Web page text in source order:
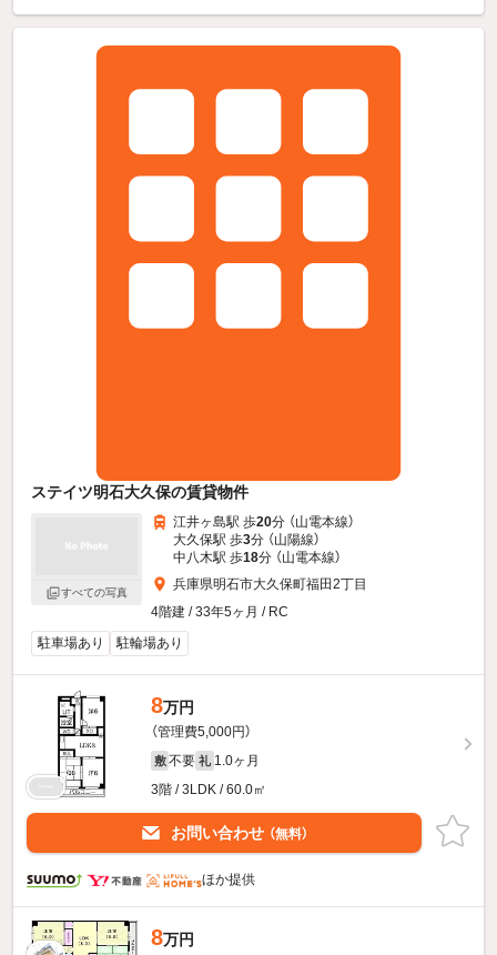
ステイツ明石大久保の賃貸物件
すべての写真
江井ヶ島駅 歩20分 （山電本線）
大久保駅 歩3分 （山陽線）
中八木駅 歩18分 （山電本線）
兵庫県明石市大久保町福田2丁目
4階建 / 33年5ヶ月 / RC
駐車場あり
駐輪場あり
8万円
（管理費5,000円）
敷 不要 礼 1.0ヶ月
3階 / 3LDK / 60.0㎡
お問い合わせ （無料）
ほか提供
8万円